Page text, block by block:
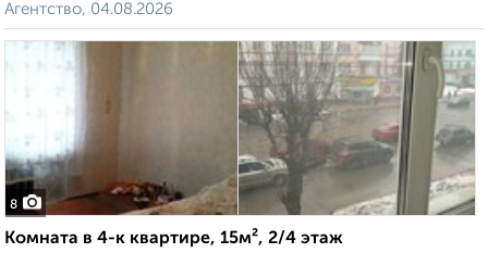
Агентство, 04.08.2026
8
Комната в 4-к квартире, 15м², 2/4 этаж